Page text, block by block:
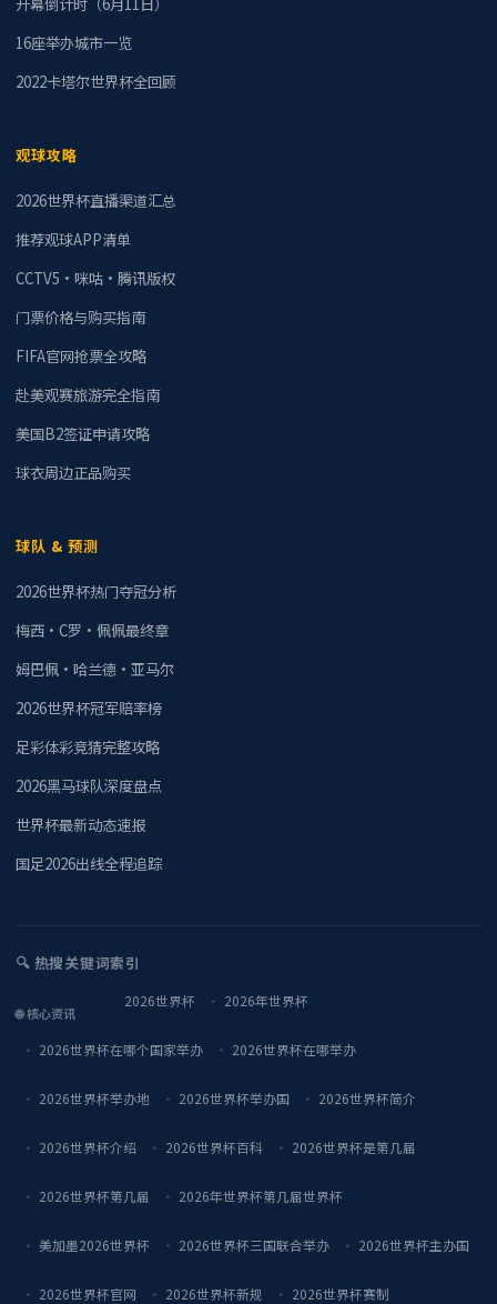
16座举办城市一览
2022卡塔尔世界杯全回顾
观球攻略
2026世界杯直播渠道汇总
推荐观球APP清单
CCTV5·咪咕·腾讯版权
门票价格与购买指南
FIFA官网抢票全攻略
赴美观赛旅游完全指南
美国B2签证申请攻略
球衣周边正品购买
球队 & 预测
2026世界杯热门夺冠分析
梅西·C罗·佩佩最终章
姆巴佩·哈兰德·亚马尔
2026世界杯冠军赔率榜
足彩体彩竞猜完整攻略
2026黑马球队深度盘点
世界杯最新动态速报
国足2026出线全程追踪
🔍 热搜关键词索引
🌐 核心资讯
2026世界杯 2026年世界杯
2026世界杯在哪个国家举办 2026世界杯在哪举办
2026世界杯举办地 2026世界杯举办国 2026世界杯简介
2026世界杯介绍 2026世界杯百科 2026世界杯是第几届
2026世界杯第几届 2026年世界杯第几届世界杯
美加墨2026世界杯 2026世界杯三国联合举办 2026世界杯主办国
2026世界杯官网 2026世界杯新规 2026世界杯赛制